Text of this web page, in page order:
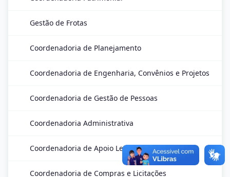
Gestão de Frotas
Coordenadoria de Planejamento
Coordenadoria de Engenharia, Convênios e Projetos
Coordenadoria de Gestão de Pessoas
Coordenadoria Administrativa
Coordenadoria de Apoio Legislativo e CPD
Coordenadoria de Compras e Licitações